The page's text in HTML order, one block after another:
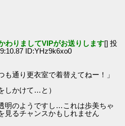
わりましてVIPがお送りします[] 投
ID:YHz9k6xo0
も通り更衣室で着替えてねー！」
しかけて…と）
明のようですし…これは歩美ちゃ
見るチャンスかもしれません